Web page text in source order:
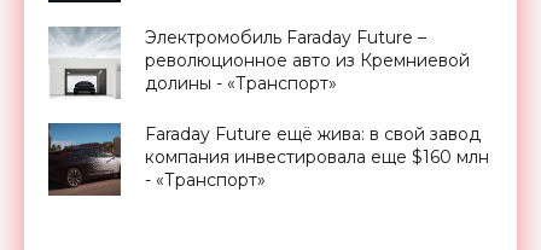
Электромобиль Faraday Future –
революционное авто из Кремниевой
долины - «Транспорт»
Faraday Future ещё жива: в свой завод
компания инвестировала еще $160 млн
- «Транспорт»